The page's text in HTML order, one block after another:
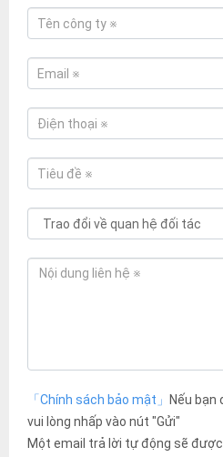
「Chính sách bảo mật」
Nếu bạn
vui lòng nhấp vào nút "Gửi"
Một email trả lời tự động sẽ